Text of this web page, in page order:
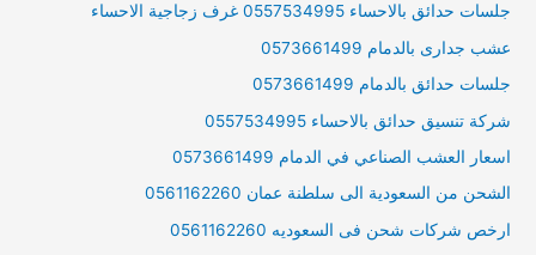
جلسات حدائق بالاحساء 0557534995 غرف زجاجية الاحساء
عشب جدارى بالدمام 0573661499
جلسات حدائق بالدمام 0573661499
شركة تنسيق حدائق بالاحساء 0557534995
اسعار العشب الصناعي في الدمام 0573661499
الشحن من السعودية الى سلطنة عمان 0561162260
ارخص شركات شحن فى السعوديه 0561162260